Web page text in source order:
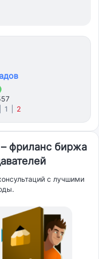
1 2
фриланс биржа
с лучшими